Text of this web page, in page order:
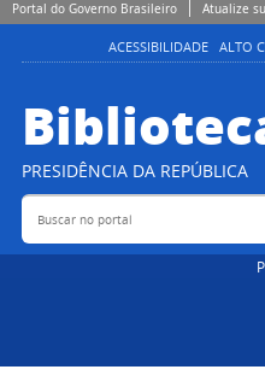
Portal do Governo Brasileiro Atualize
ACESSIBILIDADE ALTO
PRESIDÊNCIA DA REPÚBLICA
Buscar no portal